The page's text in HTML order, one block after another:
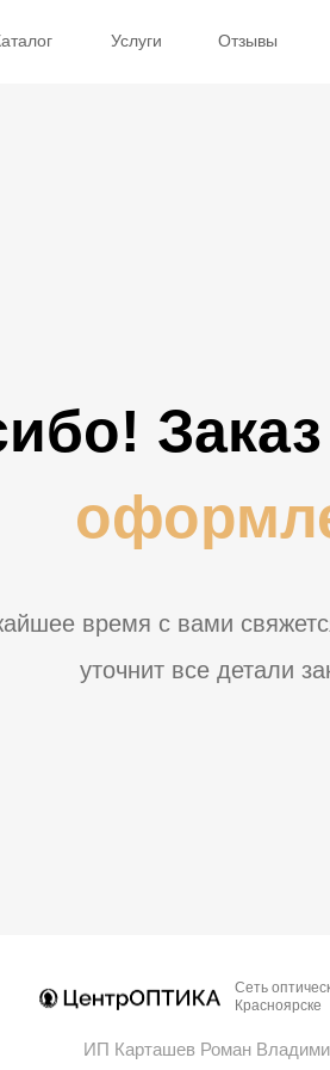
Услуги Отзывы
Заказ
время с вами
уточнит все детали
ИП Карташев Роман
Сеть
Красноярске